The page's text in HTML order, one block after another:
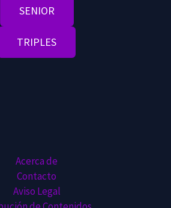
SENIOR
TRIPLES
Acerca de
Contacto
Aviso Legal